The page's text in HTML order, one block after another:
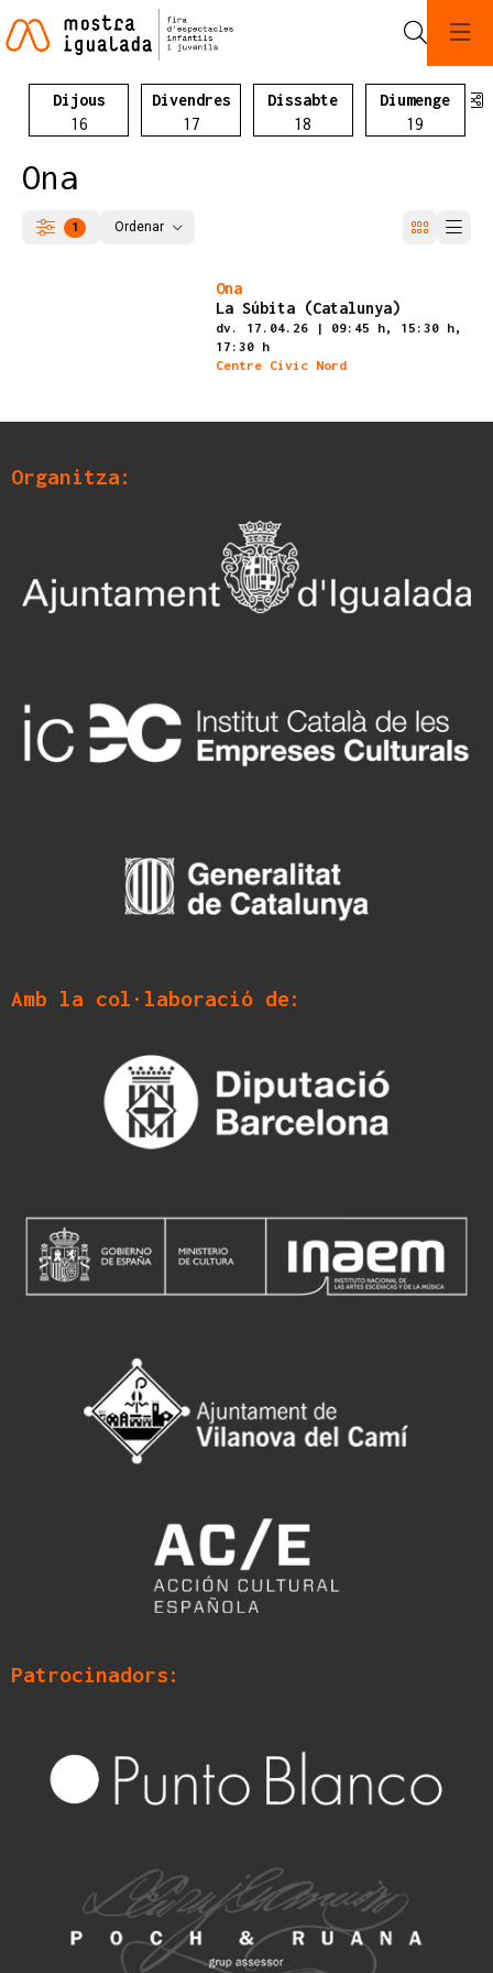
Dijous
16Dijous 16 d'abril
Divendres
17Divendres 17 d'abril
Dissabte
18 Dissabte 05 d'abril
Diumenge
19
Ona
Filtrar
1 Ordenar
Ona
La Súbita (Catalunya)
dv. 17.04.26 | 09:45 h,
15:30 h,
17:30 h
Centre Cívic Nord
Organitza:
Amb la col·laboració de:
Patrocinadors: